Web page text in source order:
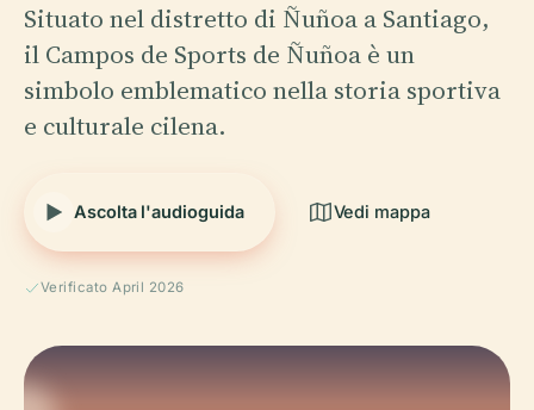
Situato nel distretto di Ñuñoa a Santiago,
il Campos de Sports de Ñuñoa è un
simbolo emblematico nella storia sportiva
e culturale cilena.
Ascolta l'audioguida Vedi mappa
Verificato April 2026